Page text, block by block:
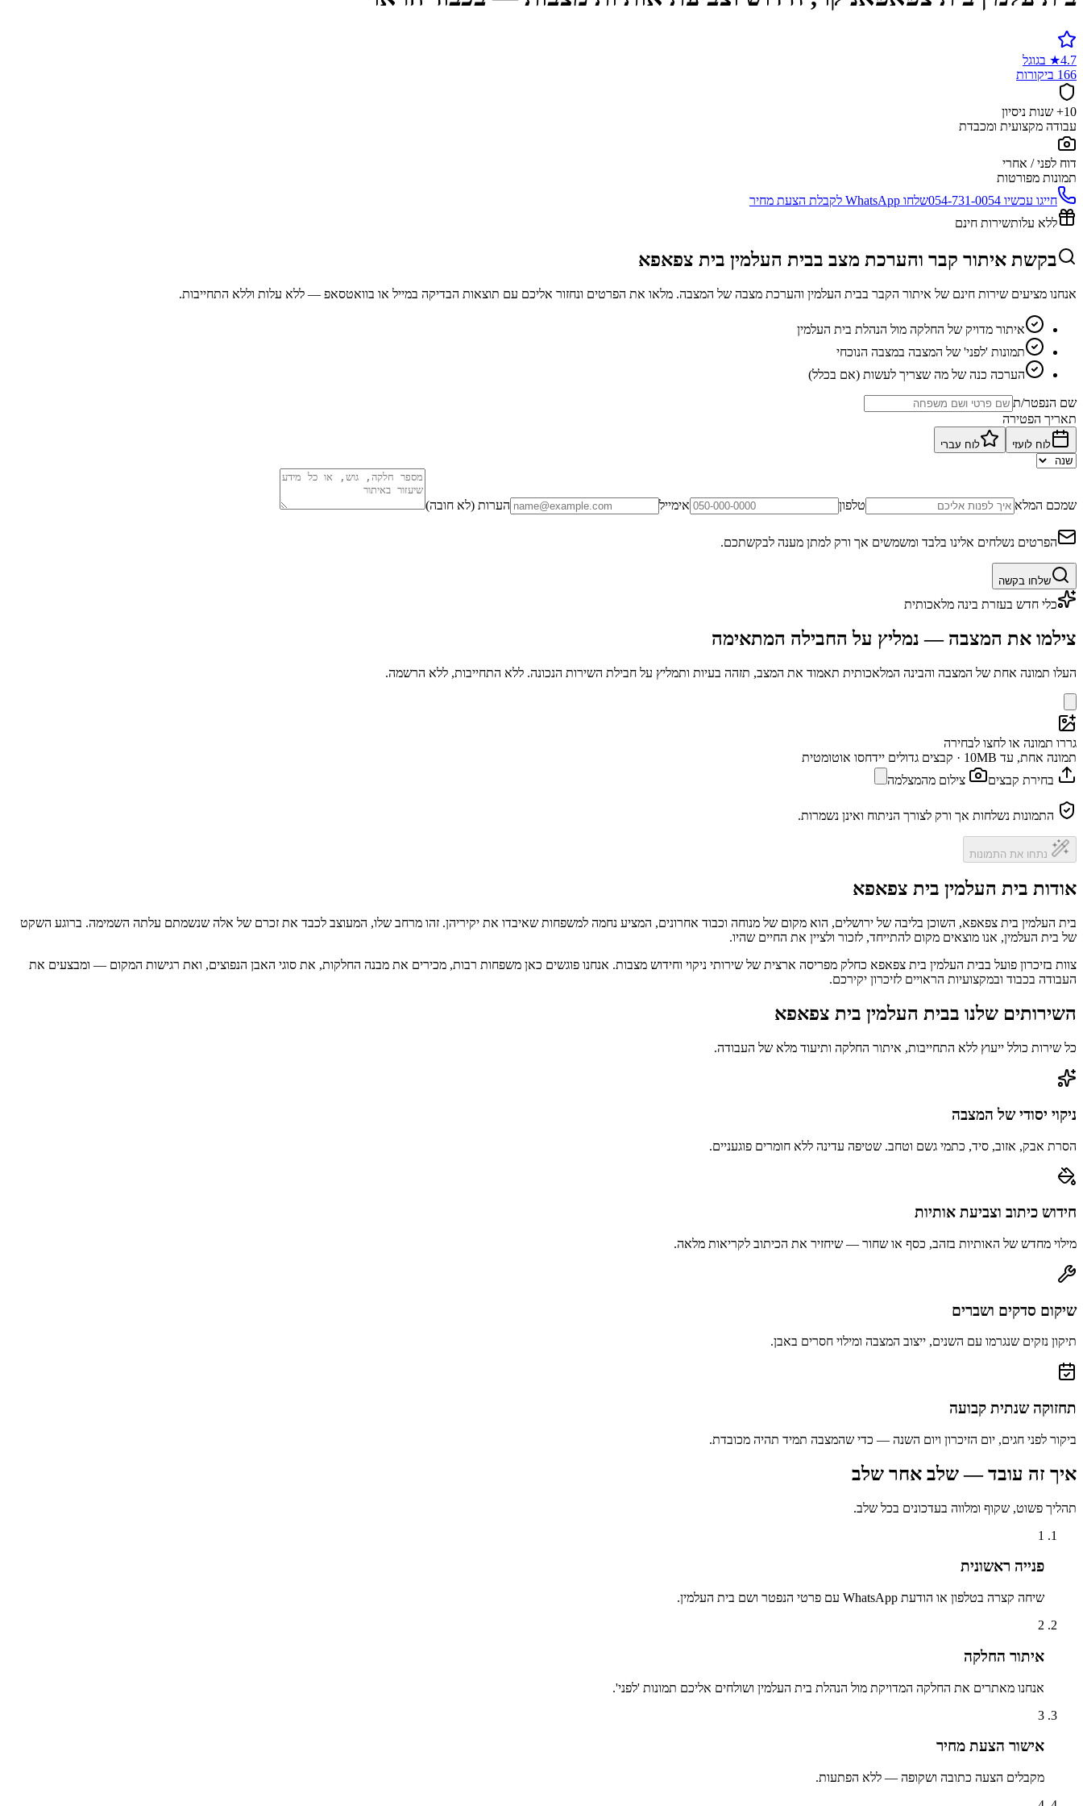
4.7
★ בגוגל
166 ביקורות
10+ שנות ניסיון
עבודה מקצועית ומכבדת
דוח לפני / אחרי
תמונות מפורטות
חייגו עכשיו 054-731-0054שלחו WhatsApp לקבלת הצעת מחיר
ללא עלותשירות חינם
בקשת איתור קבר והערכת מצב בבית העלמין בית צפאפא
אנחנו מציעים שירות חינם של איתור הקבר בבית העלמין והערכת מצבה של המצבה. מלאו את הפרטים ונחזור אליכם עם תוצאות הבדיקה במייל או בוואטסאפ — ללא עלות וללא התחייבות.
איתור מדויק של החלקה מול הנהלת בית העלמין
תמונות 'לפני' של המצבה במצבה הנוכחי
הערכה כנה של מה שצריך לעשות (אם בכלל)
שם הנפטר/ת
תאריך הפטירה
לוח לועזי לוח עברי
שמכם המלא טלפון אימייל הערות (לא חובה)
הפרטים נשלחים אלינו בלבד ומשמשים אך ורק למתן מענה לבקשתכם.
שלחו בקשה
כלי חדש בעזרת בינה מלאכותית
צילמו את המצבה — נמליץ על החבילה המתאימה
העלו תמונה אחת של המצבה והבינה המלאכותית תאמוד את המצב, תזהה בעיות ותמליץ על חבילת השירות הנכונה. ללא התחייבות, ללא הרשמה.
גררו תמונה או לחצו לבחירה
תמונה אחת, עד 10MB · קבצים גדולים יידחסו אוטומטית
בחירת קבצים
צילום מהמצלמה
התמונות נשלחות אך ורק לצורך הניתוח ואינן נשמרות.
נתחו את התמונות
אודות בית העלמין בית צפאפא
בית העלמין בית צפאפא, השוכן בליבה של ירושלים, הוא מקום של מנוחה וכבוד אחרונים, המציע נחמה למשפחות שאיבדו את יקיריהן. זהו מרחב שלו, המעוצב לכבד את זכרם של אלה שנשמתם עלתה השמימה. ברוגע השקט
של בית העלמין, אנו מוצאים מקום להתייחד, לזכור ולציין את החיים שהיו.
צוות בזיכרון פועל בבית העלמין בית צפאפא כחלק מפריסה ארצית של שירותי ניקוי וחידוש מצבות. אנחנו פוגשים כאן משפחות רבות, מכירים את מבנה החלקות, את סוגי האבן הנפוצים, ואת רגישות המקום — ומבצעים את
העבודה בכבוד ובמקצועיות הראויים לזיכרון יקירכם.
השירותים שלנו בבית העלמין בית צפאפא
כל שירות כולל ייעוץ ללא התחייבות, איתור החלקה ותיעוד מלא של העבודה.
ניקוי יסודי של המצבה
הסרת אבק, אזוב, סיד, כתמי גשם וטחב. שטיפה עדינה ללא חומרים פוגעניים.
חידוש כיתוב וצביעת אותיות
מילוי מחדש של האותיות בזהב, כסף או שחור — שיחזיר את הכיתוב לקריאות מלאה.
שיקום סדקים ושברים
תיקון נזקים שנגרמו עם השנים, ייצוב המצבה ומילוי חסרים באבן.
תחזוקה שנתית קבועה
ביקור לפני חגים, יום הזיכרון ויום השנה — כדי שהמצבה תמיד תהיה מכובדת.
איך זה עובד — שלב אחר שלב
תהליך פשוט, שקוף ומלווה בעדכונים בכל שלב.
1
פנייה ראשונית
שיחה קצרה בטלפון או הודעת WhatsApp עם פרטי הנפטר ושם בית העלמין.
2
איתור החלקה
אנחנו מאתרים את החלקה המדויקת מול הנהלת בית העלמין ושולחים אליכם תמונות 'לפני'.
3
אישור הצעת מחיר
מקבלים הצעה כתובה ושקופה — ללא הפתעות.